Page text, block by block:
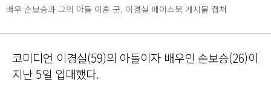
배우 손보승과 그의 아들 이훈 군. 이경실 페이스북 게시물 캡처
코미디언 이경실(59)의 아들이자 배우인 손보승(26)이
지난 5일 입대했다.